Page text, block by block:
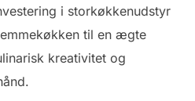
i storkøkkenudstyr
til en ægte
kreativitet og